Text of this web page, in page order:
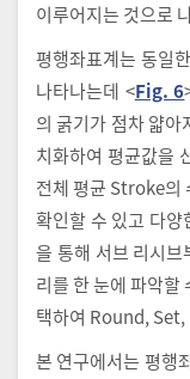
이루어지는 것으로
평행좌표계는 동일
나타나는데 <Fig. 6
의 굵기가 점차 얇아
치화하여 평균값을
전체 평균 Stroke의
확인할 수 있고 다
을 통해 서브 리시
리를 한 눈에 파악할
택하여 Round, Set,
본 연구에서는 평행